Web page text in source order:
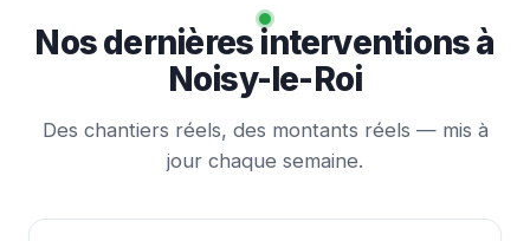
Nos dernières interventions à
Noisy-le-Roi
Des chantiers réels, des montants réels — mis à
jour chaque semaine.